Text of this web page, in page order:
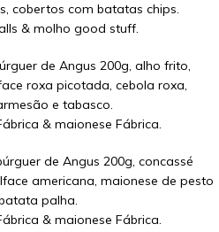
cobertos com batatas chips.
& molho good stuff.
de Angus 200g, alho frito,
roxa picotada, cebola roxa,
e tabasco.
& maionese Fábrica.
de Angus 200g, concassé
americana, maionese de pesto
palha.
& maionese Fábrica.